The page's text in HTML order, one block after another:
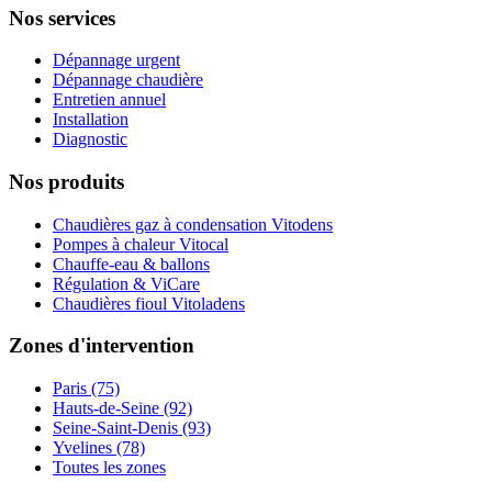
Nos services
Dépannage urgent
Dépannage chaudière
Entretien annuel
Installation
Diagnostic
Nos produits
Chaudières gaz à condensation Vitodens
Pompes à chaleur Vitocal
Chauffe-eau & ballons
Régulation & ViCare
Chaudières fioul Vitoladens
Zones d'intervention
Paris (75)
Hauts-de-Seine (92)
Seine-Saint-Denis (93)
Yvelines (78)
Toutes les zones